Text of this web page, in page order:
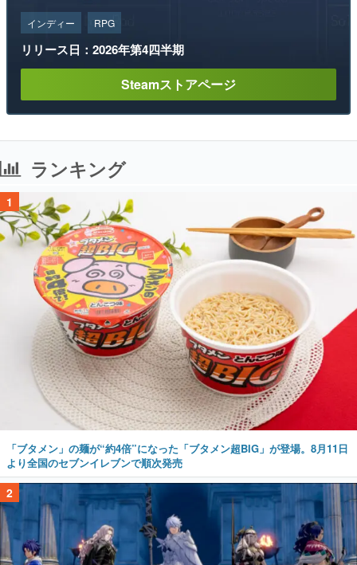
インディー RPG
リリース日：2026年第4四半期
Steamストアページ
ランキング
1
「ブタメン」の麺が“約4倍”になった「ブタメン超BIG」が登場。8月11日
より全国のセブンイレブンで順次発売
2